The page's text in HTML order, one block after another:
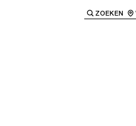
te keren naar deZOEKEN